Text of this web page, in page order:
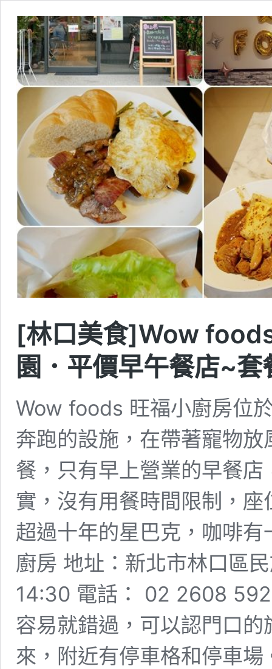
[林口美食]Wow
園．平價早午餐店~
Wow foods 旺福小廚房位
奔跑的設施，在帶著寵物
餐，只有早上營業的早餐
實，沒有用餐時間限制，
超過十年的星巴克，咖啡
廚房 地址：新北市林口區
14:30 電話： 02 2608
容易就錯過，可以認門口
來，附近有停車格和停車